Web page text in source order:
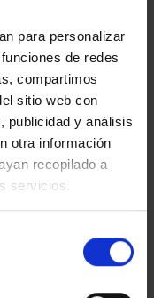
para personalizar
de redes
compartimos
sitio web con
publicidad y análisis
otra información
recopilado a
servicios.